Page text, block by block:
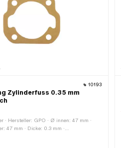
10193
Zylinderfuss 0.35 mm
· Hersteller: GPO · Ø innen: 47 mm ·
47 mm · Dicke: 0.3 mm ·
Standard · Puch OEM-Nr.: